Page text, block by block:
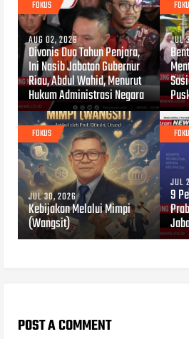
FOKUS
AUG 02, 2026
Divonis Dua Tahun Penjara,
Ini Nasib Jabatan Gubernur
Riau, Abdul Wahid, Menurut
Hukum Administrasi Negara
JUL
FOKUS
JUL 30, 2026
Kebijakan Melalui Mimpi
(Wangsit)
JUL
9
POST A COMMENT